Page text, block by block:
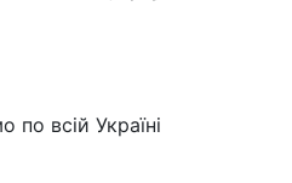
по всій Україні